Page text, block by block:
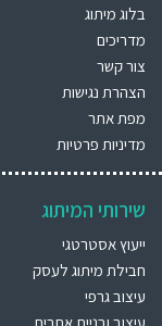
בלוג מיתוג
מדריכים
צור קשר
הצהרת נגישות
מפת אתר
מדיניות פרטיות
שירותי המיתוג
ייעוץ אסטרטגי
חבילת מיתוג לעסק
עיצוב גרפי